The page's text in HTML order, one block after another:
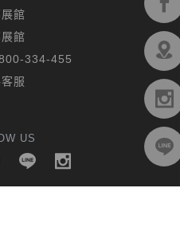
館
館
334-455
服
US